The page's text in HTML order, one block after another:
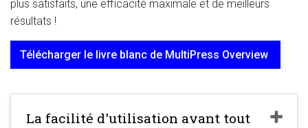
plus satisfaits, une efficacité maximale et de meilleurs
résultats !
Télécharger le livre blanc de MultiPress Overview
La facilité d'utilisation avant tout